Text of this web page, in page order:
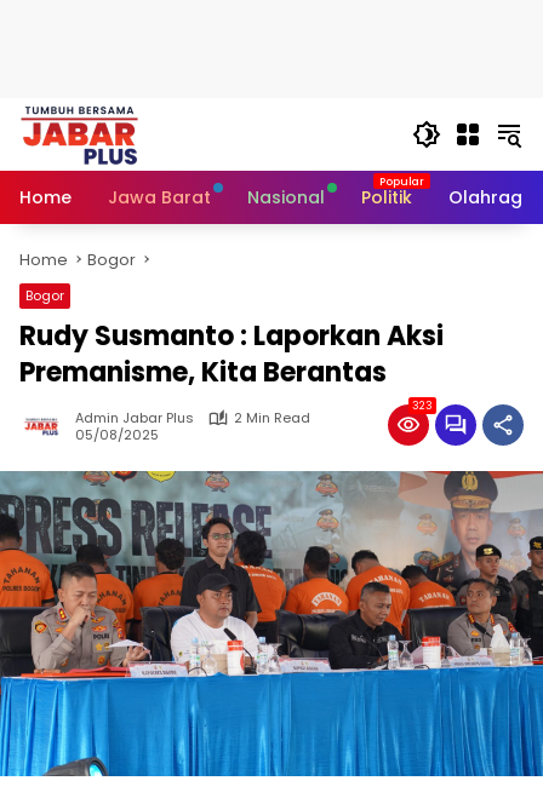
Skip
Home
Jawa Barat Nasional Politik Olahraga
Home Bogor
Bogor
Rudy Susmanto : Laporkan Aksi
Premanisme, Kita Berantas
Admin Jabar Plus
2 Min Read
05/08/2025
323